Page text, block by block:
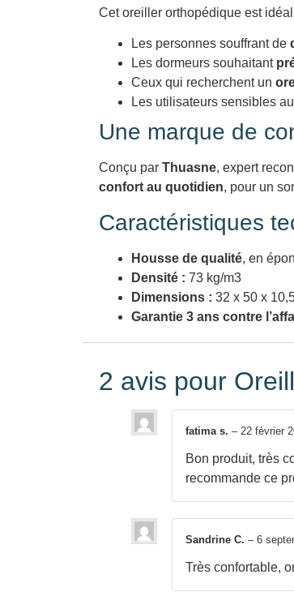
Cet oreiller orthopédique est
Les personnes souffrant de
Les dormeurs souhaitant
Ceux qui recherchent un
Les utilisateurs sensibles
Une marque de
Conçu par Thuasne, expert
confort au quotidien, pour un
Caractéristiques
Housse de qualité, en
Densité : 73 kg/m3
Dimensions : 32 x 50 x
Garantie 3 ans contre
2 avis pour
fatima s. – 22 février
Bon produit, très
recommande ce
Sandrine C. – 6
Très confortable,